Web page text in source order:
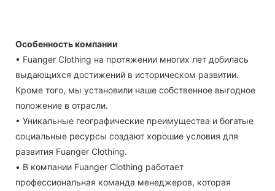
Особенность компании
• Fuanger Clothing на протяжении многих лет добилась
выдающихся достижений в историческом развитии.
Кроме того, мы установили наше собственное выгодное
положение в отрасли.
• Уникальные географические преимущества и богатые
социальные ресурсы создают хорошие условия для
развития Fuanger Clothing.
• В компании Fuanger Clothing работает
профессиональная команда менеджеров, которая